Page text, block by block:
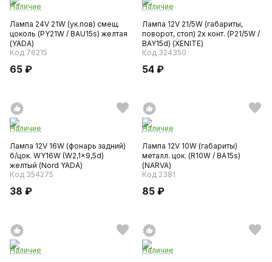
Наличие
Лампа 24V 21W (ук.пов) смещ.
цоколь (PY21W / BAU15s) желтая
(YADA)
Код 76215
65 ₽
Наличие
Лампа 12V 21/5W (габариты,
поворот, стоп) 2х конт. (P21/5W /
BAY15d) (XENITE)
Код 324350
54 ₽
Наличие
Лампа 12V 16W (фонарь задний)
б/цок. WY16W (W2,1x9,5d)
желтый (Nord YADA)
Код 354275
38 ₽
Наличие
Лампа 12V 10W (габариты)
металл. цок. (R10W / ВА15s)
(NARVA)
Код 2381
85 ₽
Наличие
Наличие